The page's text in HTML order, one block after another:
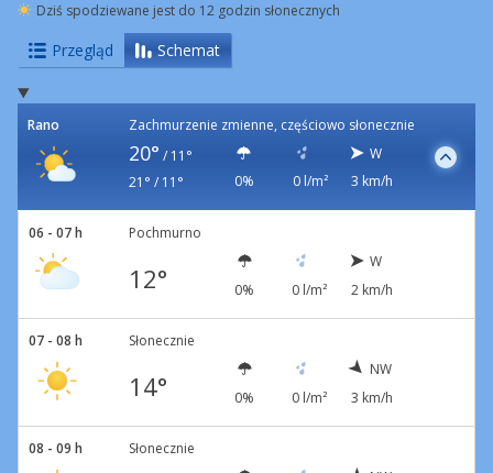
Dziś spodziewane jest do 12 godzin słonecznych
Przegląd Schemat
Rano Zachmurzenie zmienne, częściowo słonecznie
20° / 11°
21° / 11°
0% 0 l/m²
W
3 km/h
06 - 07 h Pochmurno
12° 0% 0 l/m²
W
2 km/h
07 - 08 h Słonecznie
14° 0% 0 l/m²
NW
3 km/h
08 - 09 h Słonecznie